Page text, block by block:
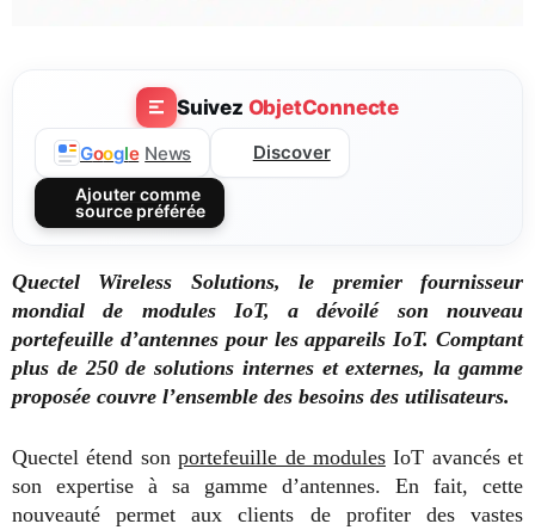
Suivez ObjetConnecte
Google News Discover
Ajouter comme
source préférée
Quectel Wireless Solutions, le premier fournisseur
mondial de modules IoT, a dévoilé son nouveau
portefeuille d’antennes pour les appareils IoT. Comptant
plus de 250 de solutions internes et externes, la gamme
proposée couvre l’ensemble des besoins des utilisateurs.
Quectel étend sonportefeuille de modulesIoT avancés et
son expertise à sa gamme d’antennes. En fait, cette
nouveauté permet aux clients de profiter des vastes